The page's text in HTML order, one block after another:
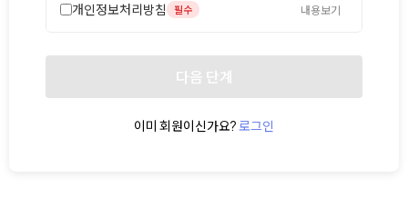
개인정보처리방침 필수 내용보기
다음 단계
이미 회원이신가요?로그인